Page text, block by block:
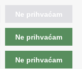
Ne prihvaćam
Ne prihvaćam
Ne prihvaćam